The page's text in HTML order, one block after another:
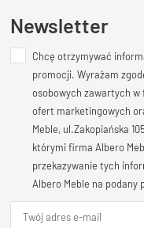
Meble stylowe , kolekcja
Długość
160 cm
Wysokość
Głębokość
90 cm
Stan produktu
Zmontowany
Dodaj opinię o
Twoja ocena
Twoja opinia o
Newsletter
Chcę otrzymywać
promocji. Wyrażam
osobowych zawartych
ofert marketingowych
Meble, ul.Zakopiańska
którymi firma Albero
przekazywanie tych
Albero Meble na